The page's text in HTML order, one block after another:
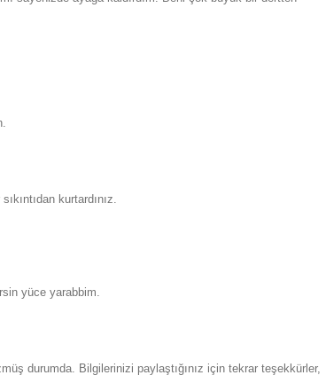
kurtardınız.
yüce yarabbim.
durumda. Bilgilerinizi paylaştığınız için tekrar teşekkürler,